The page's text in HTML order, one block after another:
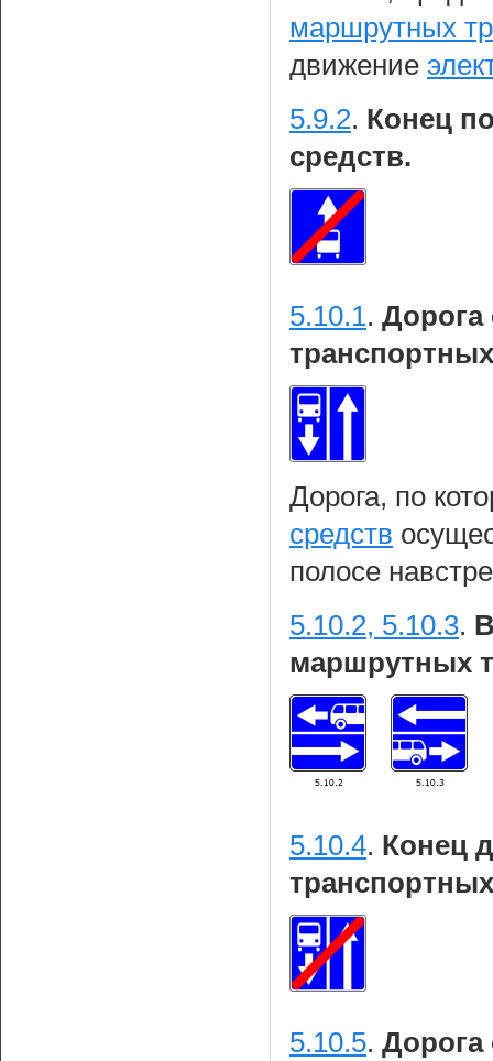
маршрутных
движение
5.9.2. Конец
средств.
5.10.1.
Дорога, по
средств
полосе
5.10.2, 5.10.3.
маршрутных
5.10.4. Конец
5.10.5. Дорога